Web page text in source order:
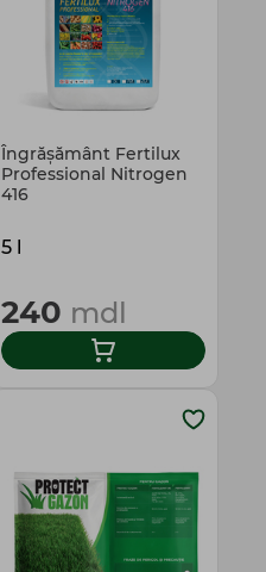
Îngrășământ Fertilux
Prоfessional Nitrogen
416
5 l
240 mdl